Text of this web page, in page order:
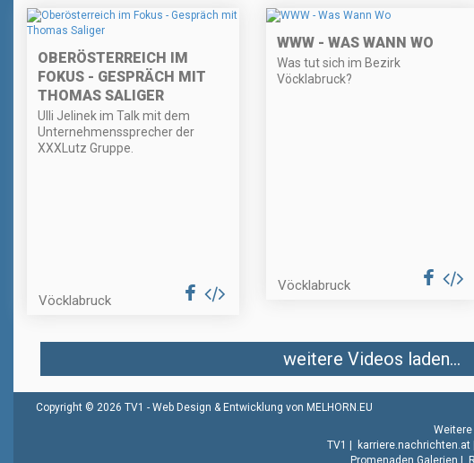
OBERÖSTERREICH IM
FOKUS - GESPRÄCH MIT
THOMAS SALIGER
Ulli Jelinek im Talk mit dem
Unternehmenssprecher der
XXXLutz Gruppe.
Vöcklabruck
WWW - WAS WANN WO
Was tut sich im Bezirk
Vöcklabruck?
Vöcklabruck
weitere Videos laden...
Copyright © 2026 TV1 - Web Design & Entwicklung von MELHORN.EU
TV1 | karriere.nachrichten.at |
Promenaden Galerien |